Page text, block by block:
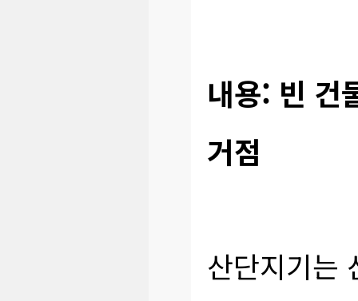
내용: 빈 건
거점
산단지기는